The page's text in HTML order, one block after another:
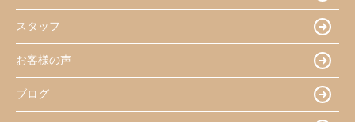
スタッフ
お客様の声
ブログ